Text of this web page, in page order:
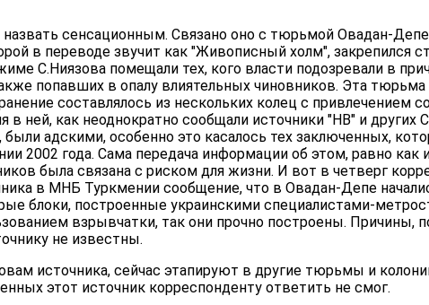
сенсационным. Связано оно с тюрьмой Овадан-
в переводе звучит как "Живописный холм", закрепился
С.Ниязова помещали тех, кого власти подозревали в
попавших в опалу влиятельных чиновников. Эта тюрьма
составлялось из нескольких колец с привлечением
ней, как неоднократно сообщали источники "НВ" и других
были адскими, особенно это касалось тех заключенных,
2002 года. Сама передача информации об этом, равно как
была связана с риском для жизни. И вот в четверг
в МНБ Туркмении сообщение, что в Овадан-Депе
блоки, построенные украинскими специалистами-
взрывчатки, так они прочно построены. Причины,
не известны.
источника, сейчас этапируют в другие тюрьмы и
этот источник корреспонденту ответить не смог.